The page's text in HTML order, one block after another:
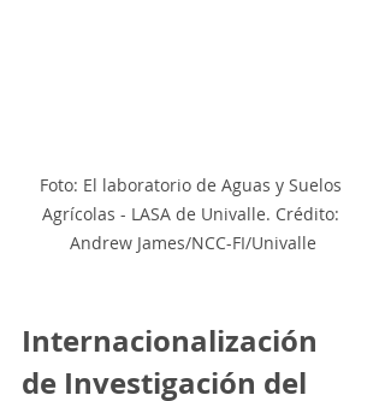
Foto: El laboratorio de Aguas y Suelos
Agrícolas - LASA de Univalle. Crédito:
Andrew James/NCC-FI/Univalle
Internacionalización
de Investigación del